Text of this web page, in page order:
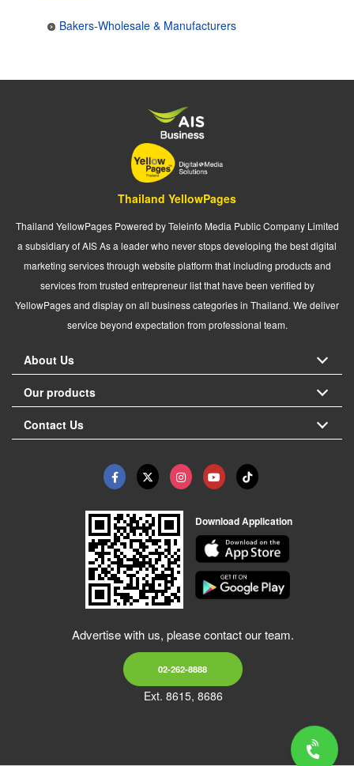
Bakers-Wholesale & Manufacturers
Thailand YellowPages
Thailand YellowPages Powered by Teleinfo Media Public Company Limited
a subsidiary of AIS As a leader who never stops developing the best digital
marketing services through website platform that including products and
services from trusted entrepreneur list that have been verified by
YellowPages and display on all business categories in Thailand. We deliver
service beyond expectation from professional team.
About Us
Our products
Contact Us
Download Application
Advertise with us, please contact our team.
02-262-8888
Ext. 8615, 8686